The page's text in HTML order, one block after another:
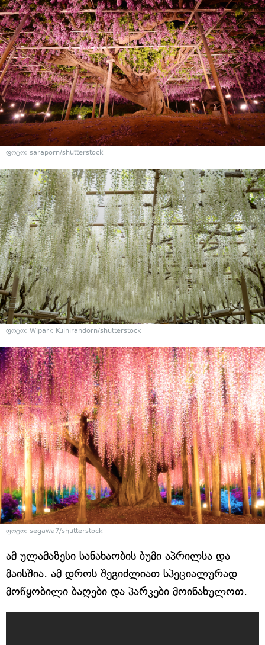
ფოტო: saraporn/shutterstock
ფოტო: Wipark Kulnirandorn/shutterstock
ფოტო: segawa7/shutterstock
ამ ულამაზესი სანახაობის ბუმი აპრილსა და
მაისშია. ამ დროს შეგიძლიათ სპეციალურად
მოწყობილი ბაღები და პარკები მოინახულოთ.